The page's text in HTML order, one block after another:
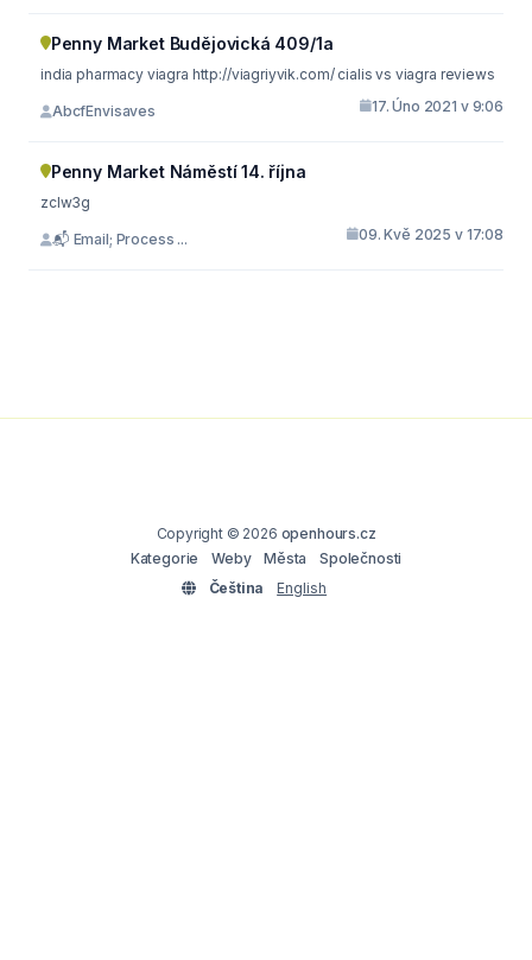
Penny Market Budějovická 409/1a
india pharmacy viagra http://viagriyvik.com/ cialis vs viagra reviews
AbcfEnvisaves 17. Úno 2021 v 9:06
Penny Market Náměstí 14. října
zclw3g
📬 Email; Process ... 09. Kvě 2025 v 17:08
Copyright © 2026 openhours.cz
Kategorie
Weby Města
Společnosti
Čeština
English